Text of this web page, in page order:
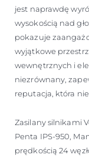
jest naprawdę
wysokością nad
pokazuje
wyjątkowe
wewnętrznych i
niezrównany,
reputacja, która
Zasilany silnikami
Penta IPS-950,
prędkością 24